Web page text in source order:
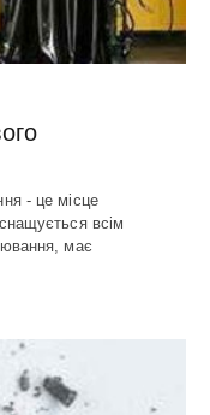
- це місце
всім
має